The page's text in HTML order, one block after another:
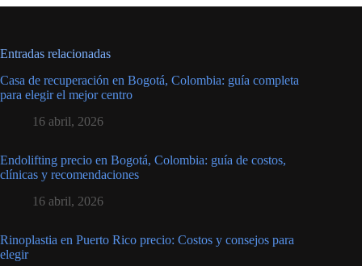
Entradas relacionadas
Casa de recuperación en Bogotá, Colombia: guía completa
para elegir el mejor centro
16 abril, 2026
Endolifting precio en Bogotá, Colombia: guía de costos,
clínicas y recomendaciones
16 abril, 2026
Rinoplastia en Puerto Rico precio: Costos y consejos para
elegir